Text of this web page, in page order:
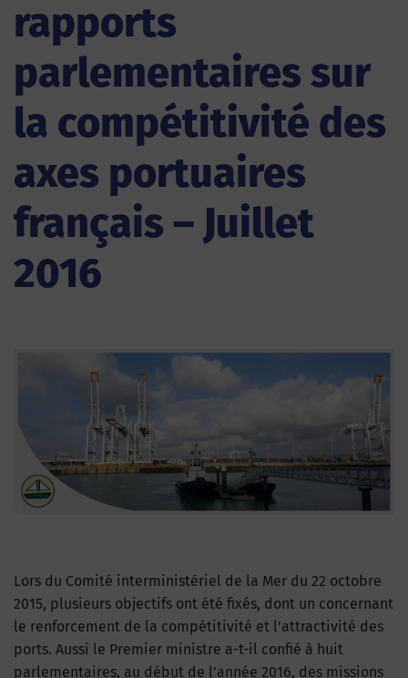
rapports
parlementaires sur
la compétitivité des
axes portuaires
français – Juillet
2016
Lors du Comité interministériel de la Mer du 22 octobre
2015, plusieurs objectifs ont été fixés, dont un concernant
le renforcement de la compétitivité et l’attractivité des
ports. Aussi le Premier ministre a-t-il confié à huit
parlementaires, au début de l’année 2016, des missions